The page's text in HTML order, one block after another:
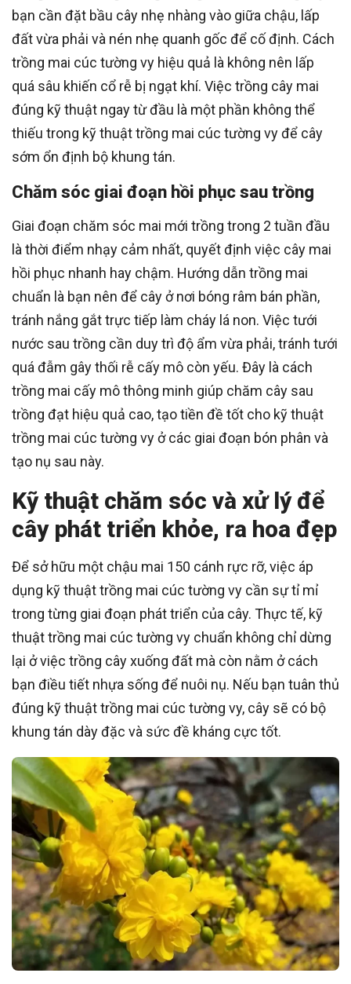
bạn cần đặt bầu cây nhẹ nhàng vào giữa chậu, lấp
đất vừa phải và nén nhẹ quanh gốc để cố định. Cách
trồng mai cúc tường vy hiệu quả là không nên lấp
quá sâu khiến cổ rễ bị ngạt khí. Việc trồng cây mai
đúng kỹ thuật ngay từ đầu là một phần không thể
thiếu trong kỹ thuật trồng mai cúc tường vy để cây
sớm ổn định bộ khung tán.
Chăm sóc giai đoạn hồi phục sau trồng
Giai đoạn chăm sóc mai mới trồng trong 2 tuần đầu
là thời điểm nhạy cảm nhất, quyết định việc cây mai
hồi phục nhanh hay chậm. Hướng dẫn trồng mai
chuẩn là bạn nên để cây ở nơi bóng râm bán phần,
tránh nắng gắt trực tiếp làm cháy lá non. Việc tưới
nước sau trồng cần duy trì độ ẩm vừa phải, tránh tưới
quá đẫm gây thối rễ cấy mô còn yếu. Đây là cách
trồng mai cấy mô thông minh giúp chăm cây sau
trồng đạt hiệu quả cao, tạo tiền đề tốt cho kỹ thuật
trồng mai cúc tường vy ở các giai đoạn bón phân và
tạo nụ sau này.
Kỹ thuật chăm sóc và xử lý để
cây phát triển khỏe, ra hoa đẹp
Để sở hữu một chậu mai 150 cánh rực rỡ, việc áp
dụng kỹ thuật trồng mai cúc tường vy cần sự tỉ mỉ
trong từng giai đoạn phát triển của cây. Thực tế, kỹ
thuật trồng mai cúc tường vy chuẩn không chỉ dừng
lại ở việc trồng cây xuống đất mà còn nằm ở cách
bạn điều tiết nhựa sống để nuôi nụ. Nếu bạn tuân thủ
đúng kỹ thuật trồng mai cúc tường vy, cây sẽ có bộ
khung tán dày đặc và sức đề kháng cực tốt.